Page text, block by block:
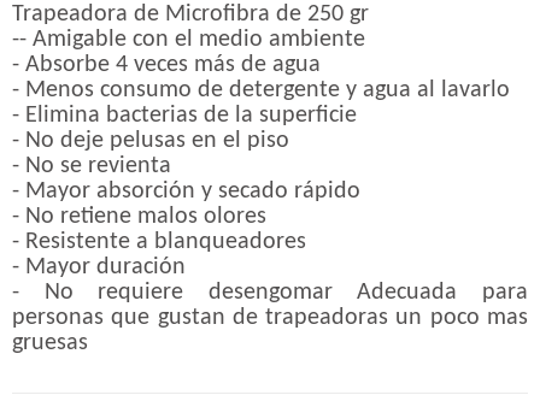
Trapeadora de Microfibra de 250 gr
-- Amigable con el medio ambiente
- Absorbe 4 veces más de agua
- Menos consumo de detergente y agua al lavarlo
- Elimina bacterias de la superficie
- No deje pelusas en el piso
- No se revienta
- Mayor absorción y secado rápido
- No retiene malos olores
- Resistente a blanqueadores
- Mayor duración
- No requiere desengomar Adecuada para
personas que gustan de trapeadoras un poco mas
gruesas